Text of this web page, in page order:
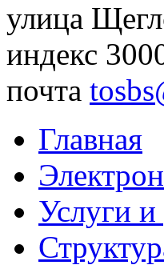
улица
индекс
почта
Главная
Услуги